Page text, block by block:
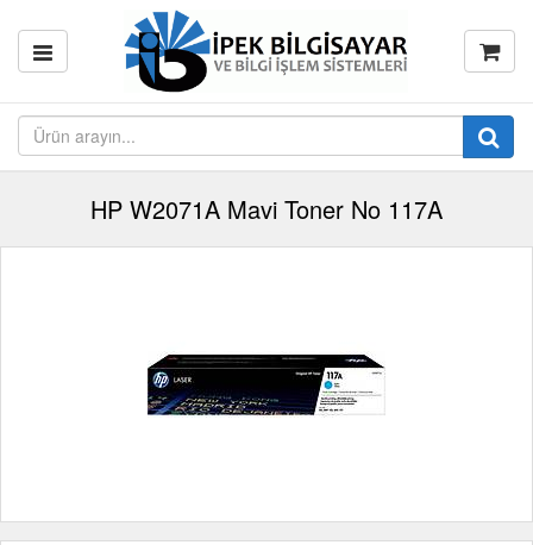
HP W2071A Mavi Toner No 117A